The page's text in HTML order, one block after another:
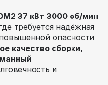
37 кВт 3000 об/мин
требуется надёжная
опасности
качество сборки,
и